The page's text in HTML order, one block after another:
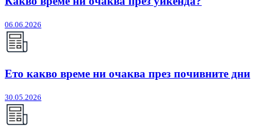
06.06.2026
Ето какво време ни очаква през почивните дни
30.05.2026